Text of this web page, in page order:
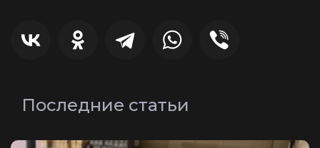
Последние статьи